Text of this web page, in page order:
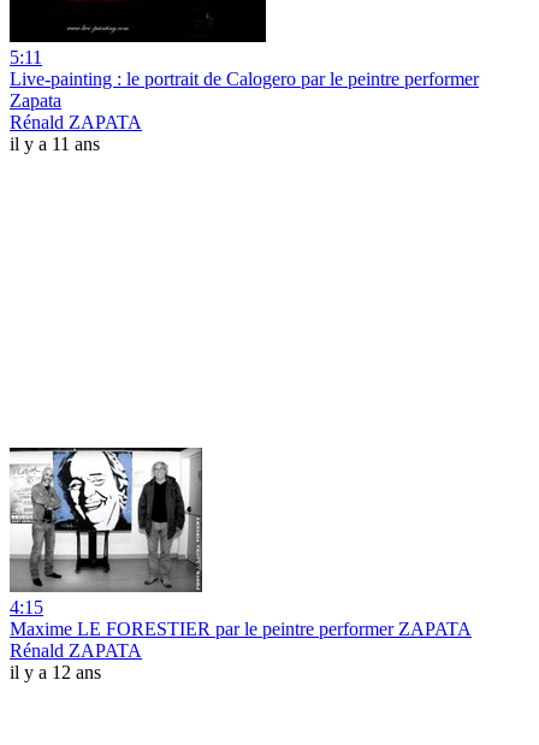
5:11
Live-painting : le portrait de Calogero par le peintre performer
Zapata
Rénald ZAPATA
il y a 11 ans
4:15
Maxime LE FORESTIER par le peintre performer ZAPATA
Rénald ZAPATA
il y a 12 ans